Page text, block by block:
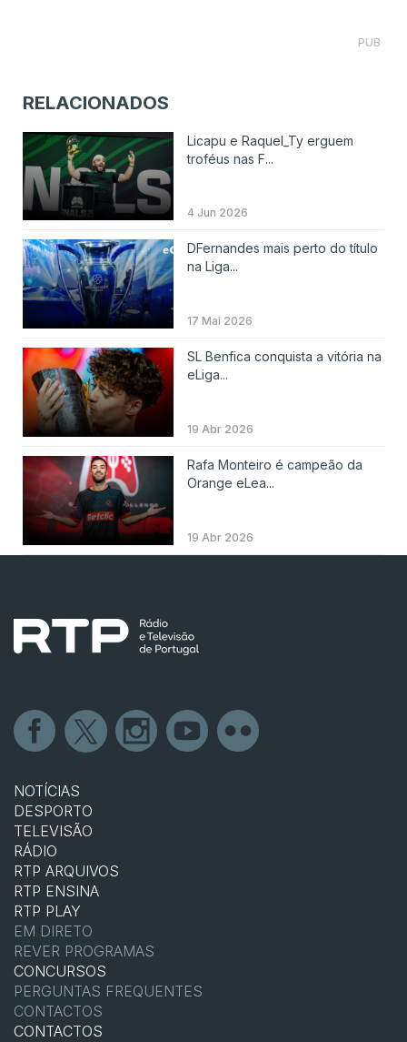
PUB
RELACIONADOS
Licapu e Raquel_Ty erguem
troféus nas F...
4 Jun 2026
DFernandes mais perto do título
na Liga...
17 Mai 2026
SL Benfica conquista a vitória na
eLiga...
19 Abr 2026
Rafa Monteiro é campeão da
Orange eLea...
19 Abr 2026
NOTÍCIAS
DESPORTO
TELEVISÃO
RÁDIO
RTP ARQUIVOS
RTP ENSINA
RTP PLAY
EM DIRETO
REVER PROGRAMAS
CONCURSOS
PERGUNTAS FREQUENTES
CONTACTOS
CONTACTOS